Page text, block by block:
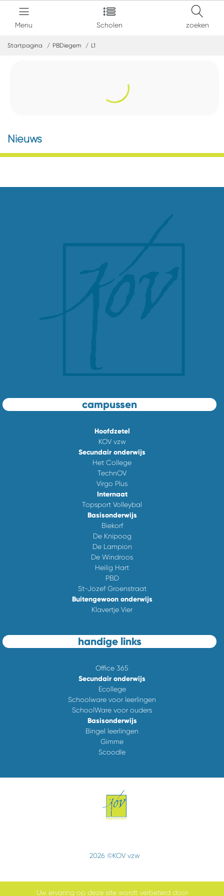
Menu Scholen zoeken
Startpagina PBDiegem L1
Nieuws
campussen
Hoofdzetel
KOV vzw
Secundair onderwijs
Het College
TechnOV
Virgo Plus
Internaat
Topsport Volleybal
Basisonderwijs
Biekorf
De Knipoog
De Lampion
De Windroos
Heilig Hart
PBD
St-Jozef Groenstraat
Buitengewoon onderwijs
Klavertje Vier
handige links
Office 365
Secundair onderwijs
Ecollege
Schoolware voor leerlingen
SchoolWare voor ouders
Basisonderwijs
Bingel leerlingen
Gimme
Scoodle
2026 ©KOV vzw
Uw ervaring op deze site wordt verbeterd door